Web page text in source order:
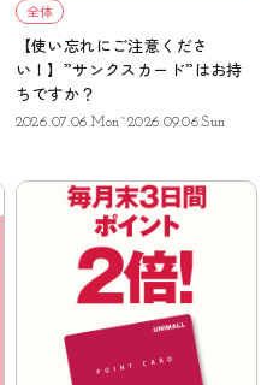
全体
【使い忘れにご注意くださ
い！】”サンクスカード”はお持
ちですか？
2026.07.06.Mon~2026.09.06.Sun